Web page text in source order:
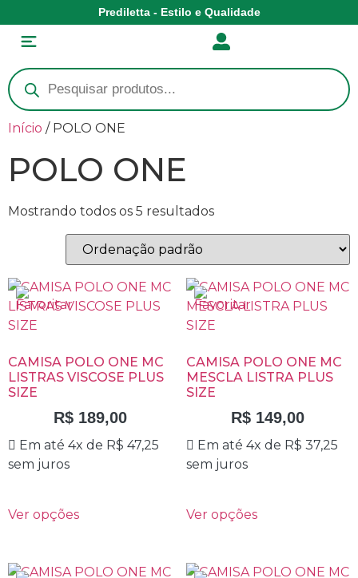
Prediletta - Estilo e Qualidade
Início / POLO ONE
POLO ONE
Mostrando todos os 5 resultados
CAMISA POLO ONE MC
LISTRAS VISCOSE PLUS
SIZE
R$189,00
Em até 4x de R$ 47,25
sem juros
Ver opções
CAMISA POLO ONE MC
MESCLA LISTRA PLUS
SIZE
R$ 149,00
Em até 4x de R$ 37,25
sem juros
Ver opções